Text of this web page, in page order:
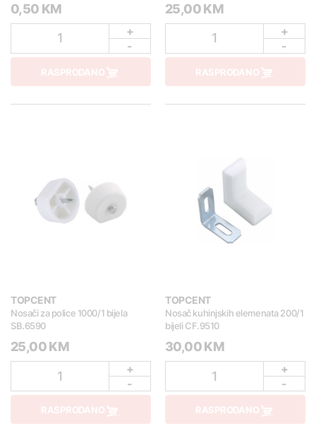
0,50 KM
1
+
-
RASPRODANO
25,00 KM
1
+
-
RASPRODANO
TOPCENT
Nosači za police 1000/1 bijela
SB.6590
25,00 KM
1
+
-
RASPRODANO
TOPCENT
Nosač kuhinjskih elemenata 200/1
bijeli CF.9510
30,00 KM
1
+
-
RASPRODANO